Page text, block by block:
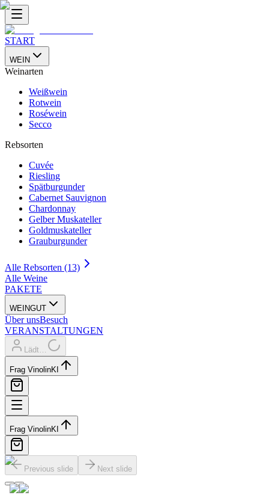
START
WEIN
Weinarten
Weißwein
Rotwein
Roséwein
Secco
Rebsorten
Cuvée
Riesling
Spätburgunder
Cabernet Sauvignon
Chardonnay
Gelber Muskateller
Goldmuskateller
Grauburgunder
Alle Rebsorten (13)
Alle Weine
PAKETE
WEINGUT
Über unsBesuch
VERANSTALTUNGEN
Lädt…
Frag VinolinKI
Frag VinolinKI
Previous slide Next slide